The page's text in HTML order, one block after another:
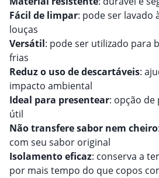
Fácil de limpar: pode ser lavado
louças
Versátil: pode ser utilizado para
frias
Reduz o uso de descartáveis:
impacto ambiental
Ideal para presentear: opção
útil
Não transfere sabor nem cheiro
com seu sabor original
Isolamento eficaz: conserva a
por mais tempo do que copos